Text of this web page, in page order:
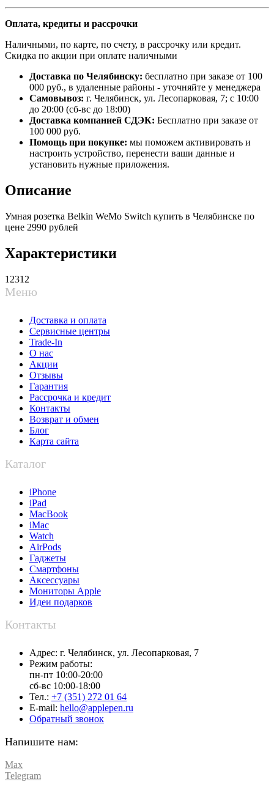
Оплата, кредиты и рассрочки
Наличными, по карте, по счету, в рассрочку или кредит.
Скидка по акции при оплате наличными
Доставка по Челябинску: бесплатно при заказе от 100
000 руб., в удаленные районы - уточняйте у менеджера
Самовывоз: г. Челябинск, ул. Лесопарковая, 7; с 10:00
до 20:00 (сб-вс до 18:00)
Доставка компанией СДЭК: Бесплатно при заказе от
100 000 руб.
Помощь при покупке: мы поможем активировать и
настроить устройство, перенести ваши данные и
установить нужные приложения.
Описание
Умная розетка Belkin WeMo Switch купить в Челябинске по
цене 2990 рублей
Характеристики
12312
Меню
Доставка и оплата
Сервисные центры
Trade-In
О нас
Акции
Отзывы
Гарантия
Рассрочка и кредит
Контакты
Возврат и обмен
Блог
Карта сайта
Каталог
iPhone
iPad
MacBook
iMac
Watch
AirPods
Гаджеты
Смартфоны
Аксессуары
Мониторы Apple
Идеи подарков
Контакты
Адрес: г. Челябинск, ул. Лесопарковая, 7
Режим работы:
пн-пт 10:00-20:00
сб-вс 10:00-18:00
Тел.: +7 (351) 272 01 64
E-mail: hello@applepen.ru
Обратный звонок
Напишите нам:
Max
Telegram